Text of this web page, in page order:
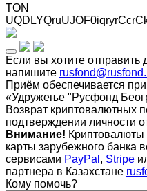
TON
Если вы хотите отправить
напишите
Приём обеспечивается
«Удружење "Русфонд
Возврат криптовалютных
подтверждении личности
Внимание! Криптовалюты
карты зарубежного банка
сервисами PayPal , Stripe
партнера в Казахстане
Кому помочь?